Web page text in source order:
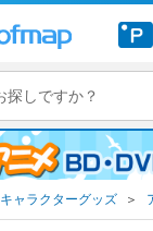
キャラクターグッズ ＞